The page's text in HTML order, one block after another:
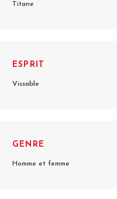
Titane
ESPRIT
Vissable
GENRE
Homme et femme